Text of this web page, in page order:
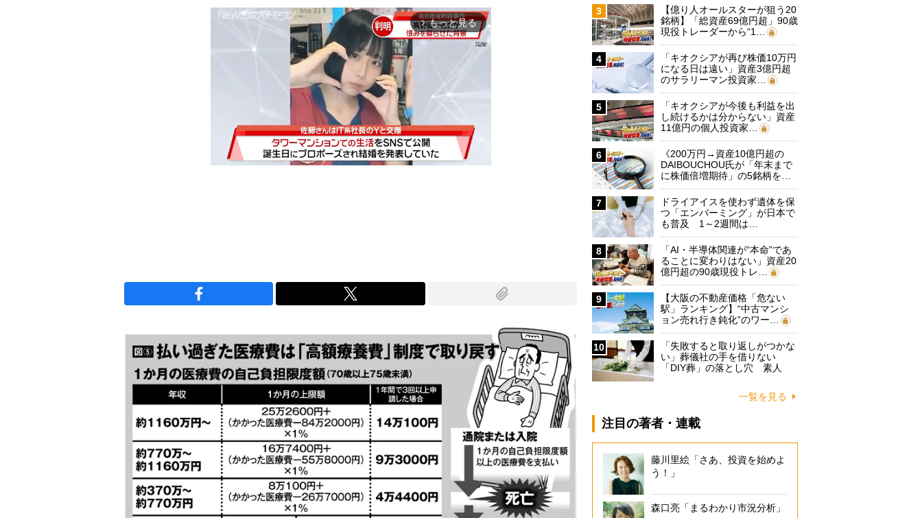
arrow_forward_ios もっと見る
3
【億り人オールスターが狙う20
銘柄】「総資産69億円超」90歳
現役トレーダーから“1…
4
「キオクシアが再び株価10万円
になる日は遠い」資産3億円超
のサラリーマン投資家…
5
「キオクシアが今後も利益を出
し続けるかは分からない」資産
11億円の個人投資家…
6
《200万円→資産10億円超の
DAIBOUCHOU氏が「年末まで
に株価倍増期待」の5銘柄を…
7
ドライアイスを使わず遺体を保
つ「エンバーミング」が日本で
も普及 1～2週間は…
8
「AI・半導体関連が“本命”であ
ることに変わりはない」資産20
億円超の90歳現役トレ…
9
【大阪の不動産価格「危ない
駅」ランキング】“中古マンシ
ョン売れ行き鈍化”のワー…
10
「失敗すると取り返しがつかな
い」葬儀社の手を借りない
「DIY葬」の落とし穴 素人
一覧を見る
注目の著者・連載
藤川里絵「さあ、投資を始めよ
う！」
森口亮「まるわかり市況分析」